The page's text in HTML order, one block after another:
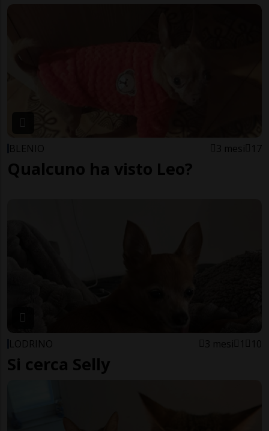
BLENIO 3 mesi 17
Qualcuno ha visto Leo?
LODRINO 3 mesi 1 10
Si cerca Selly